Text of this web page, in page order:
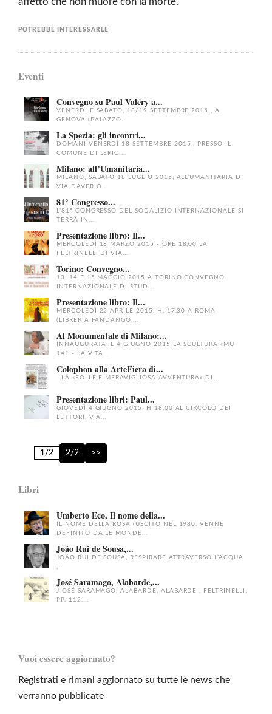
POTREBBE INTERESSARLE
Eventi
Convegno su Paul Valéry a...
VENERDÌ E SABATO, 18/19 SETTEMBRE 2015 , A
GENOVA (PALAZZO...
La Spezia: gli incontri...
DOMANI VENERDÌ 18 SETTEMBRE 2015 , PRESSO IL
COMUNE DI LERICI...
Milano: all’Umanitaria...
MILANO, SABATO 18 LUGLIO 2015, ALL’UMANITARIA DI
VIA DAVERIO...
81° Congresso...
L'81° CONGRESSO DEL SODALIZIO INTERNAZIONALE SI
TERRÀ IN...
Presentazione libro: Il...
MERCOLEDÌ 18 MARZO 2015 - ORE 18,00 LA
FELTRINELLI DI VIA...
Torino: Convegno...
13, 14 E 15 MAGGIO 2015 A TORINO CONVEGNO
INTERNAZIONALE DI STUDI...
Presentazione libro: Il...
MERCOLEDÌ 22 APRILE 2015, H. 17,30 A ROMA
(LIBRERIA FANDANGO,...
Al Monumentale di Milano:...
INNAUGURATA IL 4 GIUGNO 2015 LA SCULTURA «MU
141 - LA VITA...
Colophon alla ArteFiera di...
LA «FOLLE E MERAVIGLIOSA AVVENTURA» DI...
Presentazione libri: Paul...
GIOVEDÌ 4 GIUGNO 2015, H 18.00 AL CIRCOLO DEI
LETTORI, VIA...
1/2 2/2 >>
Libri
Umberto Eco, Il nome della...
IL NOME DELLA ROSA (USCITO NEL 1980, VENNE
DEFINITO DA LE MONDE...
João Rui de Sousa,...
JOÃO RUI DE SOUSA, RESPIRARE ATTRAVERSO L’ACQUA
José Saramago, Alabarde,...
J OSÉ SARAMAGO, ALABARDE, ALABARDE , FELTRINELLI,
PP. 112,...
Vuoi essere aggiornato?
Registrati e rimani aggiornato su tutte le news che
verranno pubblicate